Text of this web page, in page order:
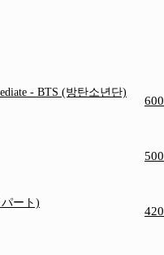
- BTS (방탄소년단)
ート)